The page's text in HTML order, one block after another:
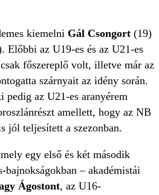
kiemelni Gál Csongort (19)
Előbbi az U19-es és az U21-es
főszereplő volt, illetve már az
szárnyait az idény során.
pedig az U21-es aranyérem
amellett, hogy az NB
jól teljesített a szezonban.
egy első és két második
bajnokságokban – akadémistái
Ágostont, az U16-